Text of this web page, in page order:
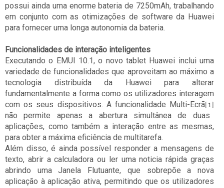
possui ainda uma enorme bateria de 7250mAh, trabalhando
em conjunto com as otimizações de software da Huawei
para fornecer uma longa autonomia da bateria.
Funcionalidades de interação inteligentes
Executando o EMUI 10.1, o novo tablet Huawei inclui uma
variedade de funcionalidades que aproveitam ao máximo a
tecnologia distribuída da Huawei para alterar
fundamentalmente a forma como os utilizadores interagem
com os seus dispositivos. A funcionalidade Multi-Ecrã [1]
não permite apenas a abertura simultânea de duas
aplicações, como também a interação entre as mesmas,
para obter a máxima eficiência de multitarefa.
Além disso, é ainda possível responder a mensagens de
texto, abrir a calculadora ou ler uma noticia rápida graças
abrindo uma Janela Flutuante, que sobrepõe a nova
aplicação à aplicação ativa, permitindo que os utilizadores